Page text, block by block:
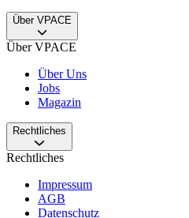
Über VPACE
Über VPACE
Über Uns
Jobs
Magazin
Rechtliches
Rechtliches
Impressum
AGB
Datenschutz